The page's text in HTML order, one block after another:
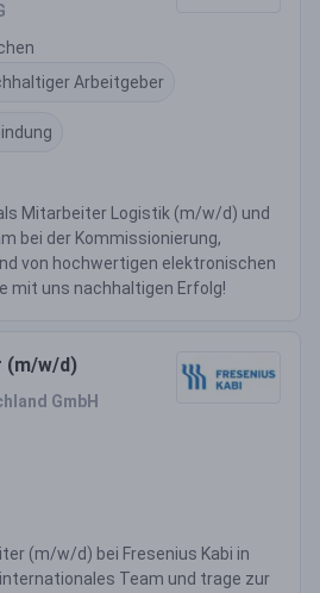
Arbeitgeber
Mitarbeiter Logistik (m/w/d) und
bei der Kommissionierung,
von hochwertigen elektronischen
mit uns nachhaltigen Erfolg!
(m/w/d)
GmbH
(m/w/d) bei Fresenius Kabi in
Team und trage zur